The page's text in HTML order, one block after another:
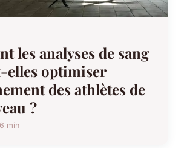
les analyses de sang
elles optimiser
des athlètes de
?
min